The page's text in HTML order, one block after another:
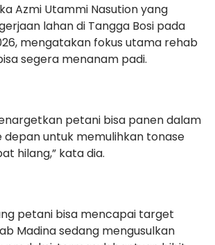
Azmi Utammi Nasution yang
lahan di Tangga Bosi pada
mengatakan fokus utama rehab
segera menanam padi.
petani bisa panen dalam
untuk memulihkan tonase
hilang,” kata dia.
petani bisa mencapai target
Madina sedang mengusulkan